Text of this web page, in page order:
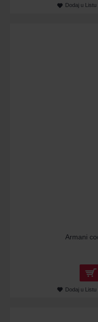
Dodaj u Listu
Armani
Dodaj u Listu